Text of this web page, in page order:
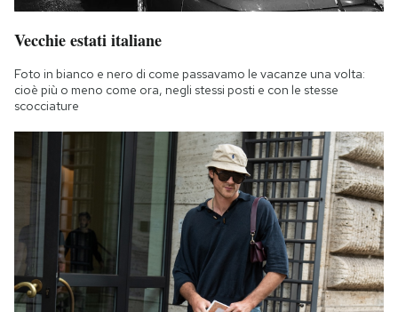
Vecchie estati italiane
Foto in bianco e nero di come passavamo le vacanze una volta:
cioè più o meno come ora, negli stessi posti e con le stesse
scocciature